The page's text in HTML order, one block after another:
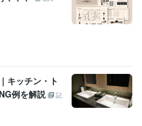
キッチン・ト
例を解説
記